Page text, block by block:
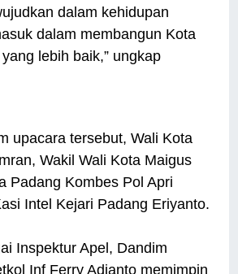
dalam kehidupan
dalam membangun Kota
lebih baik,” ungkap
upacara tersebut, Wali Kota
Wakil Wali Kota Maigus
Padang Kombes Pol Apri
Intel Kejari Padang Eriyanto.
Inspektur Apel, Dandim
Inf Ferry Adianto memimpin